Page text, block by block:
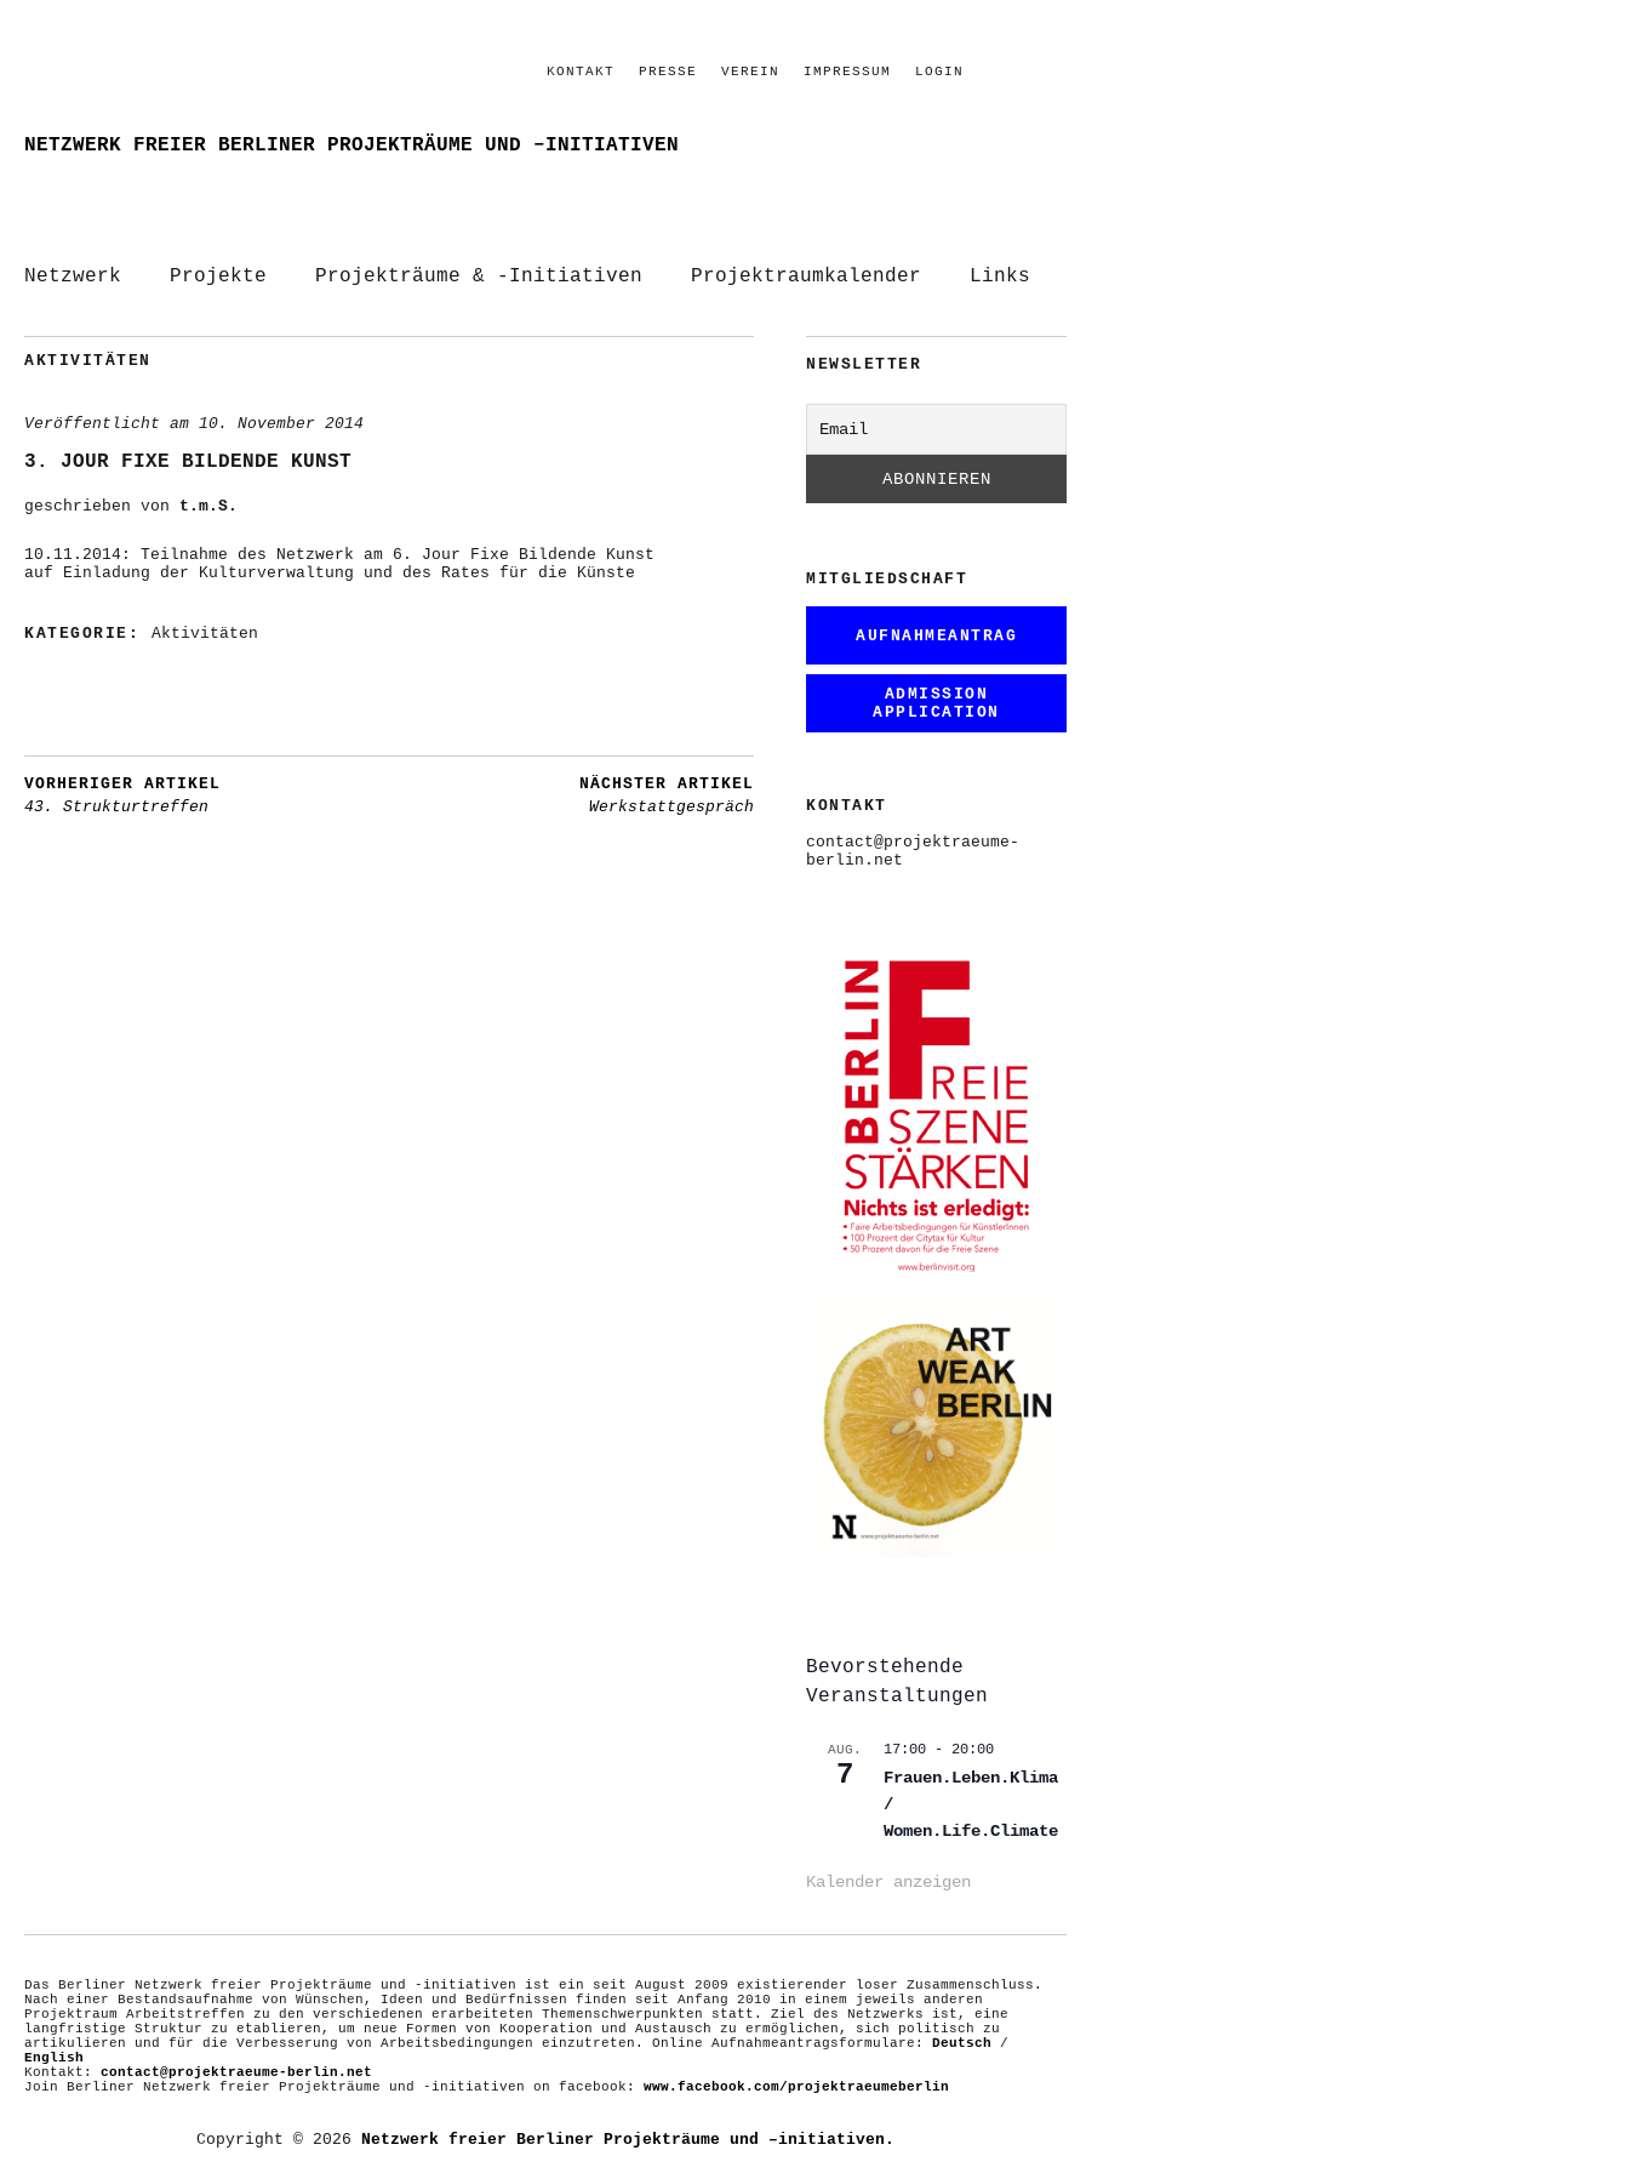
KONTAKT PRESSE VEREIN IMPRESSUM LOGIN
NETZWERK FREIER BERLINER PROJEKTRÄUME UND –INITIATIVEN
Netzwerk Projekte Projekträume & -Initiativen Projektraumkalender Links
AKTIVITÄTEN
Veröffentlicht am 10. November 2014
3. JOUR FIXE BILDENDE KUNST
geschrieben von t.m.S.
10.11.2014: Teilnahme des Netzwerk am 6. Jour Fixe Bildende Kunst
auf Einladung der Kulturverwaltung und des Rates für die Künste
KATEGORIE: Aktivitäten
VORHERIGER ARTIKEL
43. Strukturtreffen
NÄCHSTER ARTIKEL
Werkstattgespräch
NEWSLETTER
MITGLIEDSCHAFT
AUFNAHMEANTRAG
ADMISSION
APPLICATION
KONTAKT
contact@projektraeume-
berlin.net
Bevorstehende
Veranstaltungen
AUG.
7
17:00 - 20:00
Frauen.Leben.Klima
/
Women.Life.Climate
Kalender anzeigen
Das Berliner Netzwerk freier Projekträume und -initiativen ist ein seit August 2009 existierender loser Zusammenschluss.
Nach einer Bestandsaufnahme von Wünschen, Ideen und Bedürfnissen finden seit Anfang 2010 in einem jeweils anderen
Projektraum Arbeitstreffen zu den verschiedenen erarbeiteten Themenschwerpunkten statt. Ziel des Netzwerks ist, eine
langfristige Struktur zu etablieren, um neue Formen von Kooperation und Austausch zu ermöglichen, sich politisch zu
artikulieren und für die Verbesserung von Arbeitsbedingungen einzutreten. Online Aufnahmeantragsformulare: Deutsch /
English
Kontakt: contact@projektraeume-berlin.net
Join Berliner Netzwerk freier Projekträume und -initiativen on facebook: www.facebook.com/projektraeumeberlin
Copyright © 2026 Netzwerk freier Berliner Projekträume und –initiativen.